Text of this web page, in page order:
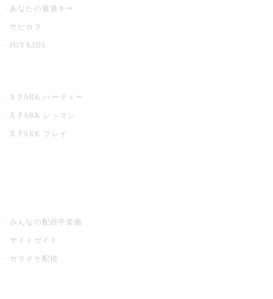
あなたの最適キー
サビカラ
JOYKIDS
X PARK パーティー
X PARK レッスン
X PARK プレイ
みんなの配信中楽曲
サイトガイド
カラオケ配信